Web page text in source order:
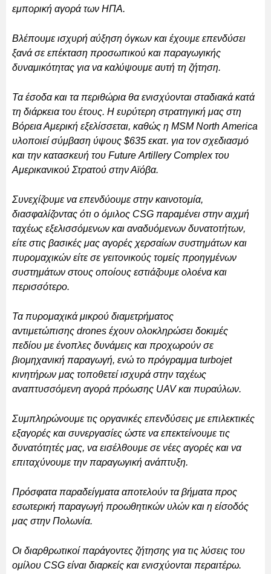
εμπορική αγορά των ΗΠΑ.
Βλέπουμε ισχυρή αύξηση όγκων και έχουμε επενδύσει
ξανά σε επέκταση προσωπικού και παραγωγικής
δυναμικότητας για να καλύψουμε αυτή τη ζήτηση.
Τα έσοδα και τα περιθώρια θα ενισχύονται σταδιακά κατά
τη διάρκεια του έτους. Η ευρύτερη στρατηγική μας στη
Βόρεια Αμερική εξελίσσεται, καθώς η MSM North America
υλοποιεί σύμβαση ύψους $635 εκατ. για τον σχεδιασμό
και την κατασκευή του Future Artillery Complex του
Αμερικανικού Στρατού στην Αϊόβα.
Συνεχίζουμε να επενδύουμε στην καινοτομία,
διασφαλίζοντας ότι ο όμιλος CSG παραμένει στην αιχμή
ταχέως εξελισσόμενων και αναδυόμενων δυνατοτήτων,
είτε στις βασικές μας αγορές χερσαίων συστημάτων και
πυρομαχικών είτε σε γειτονικούς τομείς προηγμένων
συστημάτων στους οποίους εστιάζουμε ολοένα και
περισσότερο.
Τα πυρομαχικά μικρού διαμετρήματος
αντιμετώπισης drones έχουν ολοκληρώσει δοκιμές
πεδίου με ένοπλες δυνάμεις και προχωρούν σε
βιομηχανική παραγωγή, ενώ το πρόγραμμα turbojet
κινητήρων μας τοποθετεί ισχυρά στην ταχέως
αναπτυσσόμενη αγορά πρόωσης UAV και πυραύλων.
Συμπληρώνουμε τις οργανικές επενδύσεις με επιλεκτικές
εξαγορές και συνεργασίες ώστε να επεκτείνουμε τις
δυνατότητές μας, να εισέλθουμε σε νέες αγορές και να
επιταχύνουμε την παραγωγική ανάπτυξη.
Πρόσφατα παραδείγματα αποτελούν τα βήματα προς
εσωτερική παραγωγή προωθητικών υλών και η είσοδός
μας στην Πολωνία.
Οι διαρθρωτικοί παράγοντες ζήτησης για τις λύσεις του
ομίλου CSG είναι διαρκείς και ενισχύονται περαιτέρω.